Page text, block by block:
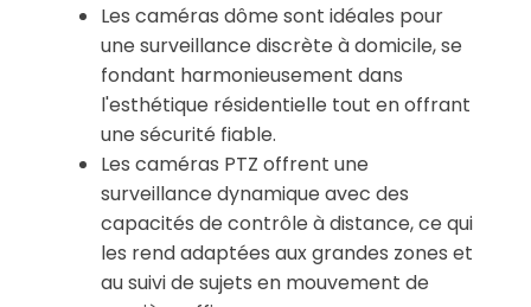
Les caméras dôme sont idéales pour
une surveillance discrète à domicile, se
fondant harmonieusement dans
l'esthétique résidentielle tout en offrant
une sécurité fiable.
Les caméras PTZ offrent une
surveillance dynamique avec des
capacités de contrôle à distance, ce qui
les rend adaptées aux grandes zones et
au suivi de sujets en mouvement de